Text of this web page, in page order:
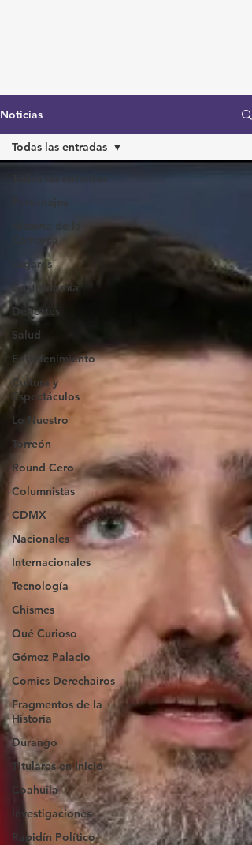
Noticias
Todas las entradas
Personajes
Historia de la
Comarca
Lugares
Gastronomía
Deportes
Salud
Entretenimiento
Cultura y
Espectáculos
Lo Nuestro
Torreón
Round Cero
Columnistas
CDMX
Nacionales
Internacionales
Tecnología
Chismes
Qué Curioso
Gómez Palacio
Comics Derechairos
Fragmentos de la
Historia
Durango
Titulares en Inicio
Coahuila
Investigaciones
Rapidín Político
Todas las entradas